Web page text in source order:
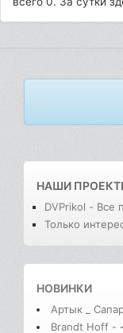
НАШИ
DVPrikol - Все
Только
НОВИНКИ
Артык _
Brandt Hoff - -